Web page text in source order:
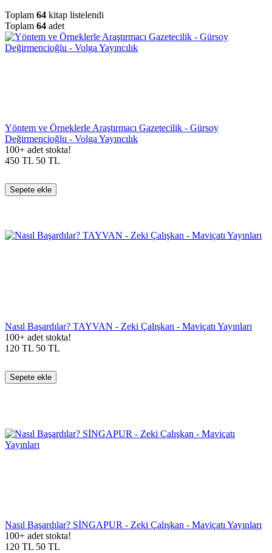
Toplam 64 kitap listelendi
Toplam 64 adet
Yöntem ve Örneklerle Araştırmacı Gazetecilik - Gürsoy
Değirmencioğlu - Volga Yayıncılık
100+ adet stokta!
450 TL 50 TL
Sepete ekle
Nasıl Başardılar? TAYVAN - Zeki Çalışkan - Maviçatı Yayınları
100+ adet stokta!
120 TL 50 TL
Sepete ekle
Nasıl Başardılar? SİNGAPUR - Zeki Çalışkan - Maviçatı Yayınları
100+ adet stokta!
120 TL 50 TL